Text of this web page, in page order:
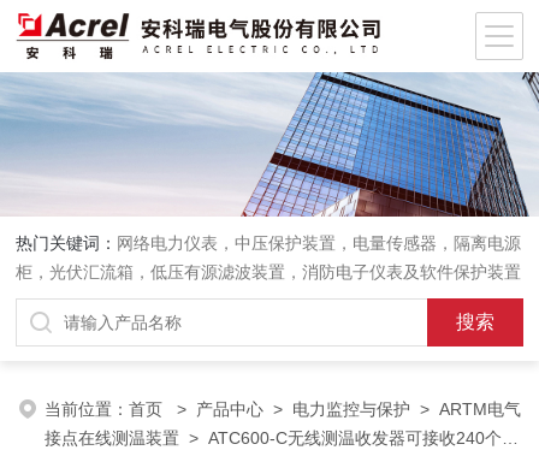
热门关键词： 网络电力仪表，中压保护装置，电量传感器，隔离电源
柜，光伏汇流箱，低压有源滤波装置，消防电子仪表及软件保护装置
当前位置：首页 > 产品中心 > 电力监控与保护 >ARTM电气
接点在线测温装置 > ATC600-C无线测温收发器可接收240个传